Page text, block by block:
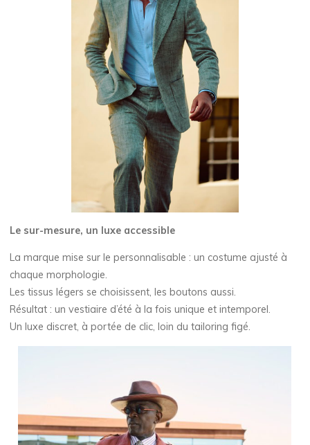
Le sur-mesure, un luxe accessible
La marque mise sur le personnalisable : un costume ajusté à
chaque morphologie.
Les tissus légers se choisissent, les boutons aussi.
Résultat : un vestiaire d’été à la fois unique et intemporel.
Un luxe discret, à portée de clic, loin du tailoring figé.